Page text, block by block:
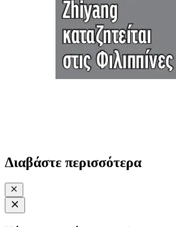
Διαβάστε περισσότερα